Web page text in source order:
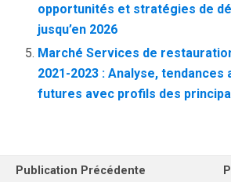
opportunités et stratégies de
jusqu’en 2026
Marché Services de
2021-2023 : Analyse,
futures avec profils des
Publication Précédente